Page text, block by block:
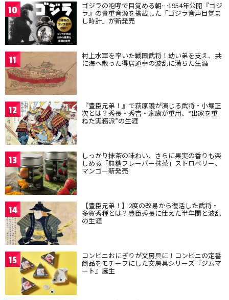
10 ゴジラの咆哮で目覚める朝…1954年公開『ゴジ
ラ』の貴重音源を搭載した「ゴジラ音声目覚ま
し時計」が新発売
11 村上水軍を率いた戦国武将！幼い弟を支え、共
に海へ散った得居通幸の波乱に満ちた生涯
12 『豊臣兄弟！』で萩原護が演じる武将・小堀正
次とは？秀長・秀吉・家康が重用、“出家を重
ねた実務派”の生涯
13 しっかり抹茶の味わい、さらに果実の香りも楽
しめる「無糖フレーバー抹茶」ストロベリー、
マンゴー新発売
14 【豊臣兄弟！】2度の改易から復活した武将・
多賀秀種とは？豊臣秀長に仕えた半年間と波乱
の生涯
15 コンビニおにぎりが文房具に！コンビニの定番
商品をモチーフにした文房具シリーズ『ジムマ
ート』誕生